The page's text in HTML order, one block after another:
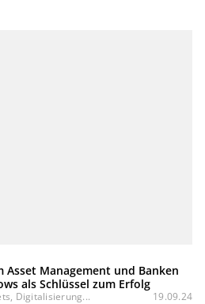
Asset Management und Banken
als Schlüssel zum Erfolg
Digitalisierung... 19.09.24